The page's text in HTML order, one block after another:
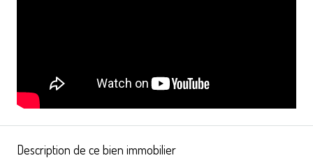
Description de ce bien immobilier